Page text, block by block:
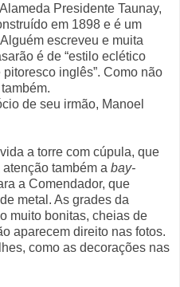
Presidente Taunay,
em 1898 e é um
escreveu e muita
é de “estilo eclético
inglês”. Como não
de seu irmão, Manoel
a torre com cúpula, que
também a bay-
a Comendador, que
metal. As grades da
muito bonitas, cheias de
aparecem direito nas fotos.
como as decorações nas